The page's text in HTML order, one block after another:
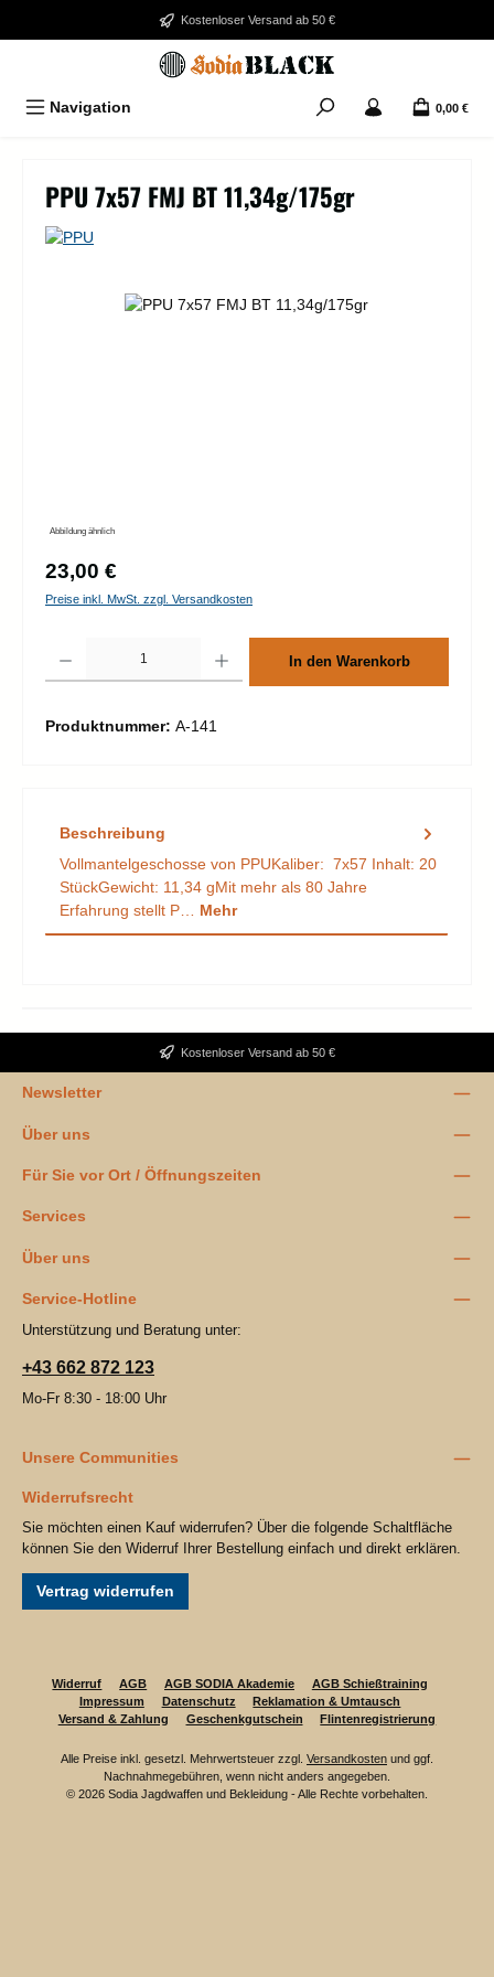
Zum Hauptinhalt springenKostenloser Versand ab 50 €
Navigation 0,00 €
PPU 7x57 FMJ BT 11,34g/175gr
Bildergalerie überspringen
Abbildung ähnlich
Regulärer Preis:
23,00 €
Preise inkl. MwSt. zzgl. Versandkosten
In den Warenkorb
Produktnummer: A-141
Beschreibung
Vollmantelgeschosse von PPUKaliber: 7x57 Inhalt: 20
StückGewicht: 11,34 gMit mehr als 80 Jahre
Erfahrung stellt P… Mehr
Kostenloser Versand ab 50 €
Newsletter
Über uns
Für Sie vor Ort / Öffnungszeiten
Services
Über uns
Service-Hotline
Unterstützung und Beratung unter:
+43 662 872 123
Mo-Fr 8:30 - 18:00 Uhr
Unsere Communities
Widerrufsrecht
Sie möchten einen Kauf widerrufen? Über die folgende Schaltfläche
können Sie den Widerruf Ihrer Bestellung einfach und direkt erklären.
Vertrag widerrufen
Widerruf AGB AGB SODIA Akademie
AGB Schießtraining
Impressum
Datenschutz
Reklamation & Umtausch
Versand & Zahlung
Geschenkgutschein Flintenregistrierung
Alle Preise inkl. gesetzl. Mehrwertsteuer zzgl. Versandkosten und ggf.
Nachnahmegebühren, wenn nicht anders angegeben.
© 2026 Sodia Jagdwaffen und Bekleidung - Alle Rechte vorbehalten.